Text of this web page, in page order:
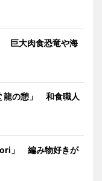
巨大肉食恐竜や海
龍の憩」 和食職人
」 編み物好きが